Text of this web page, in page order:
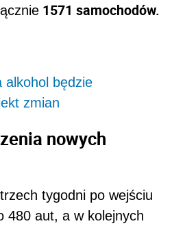
1571 samochodów.
alkohol będzie
zmian
nowych
tygodni po wejściu
480 aut, a w kolejnych